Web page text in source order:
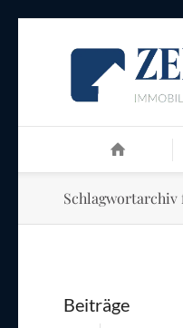
Beiträge